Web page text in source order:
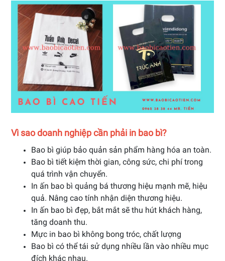
Vì sao doanh nghiệp cần phải in bao bì?
Bao bì giúp bảo quản sản phẩm hàng hóa an toàn.
Bao bì tiết kiệm thời gian, công sức, chi phí trong
quá trình vận chuyển.
In ấn bao bì quảng bá thương hiệu mạnh mẽ, hiệu
quả. Nâng cao tính nhận diện thương hiệu.
In ấn bao bì đẹp, bắt mắt sẽ thu hút khách hàng,
tăng doanh thu.
Mực in bao bì không bong tróc, chất lượng
Bao bì có thể tái sử dụng nhiều lần vào nhiều mục
đích khác nhau.